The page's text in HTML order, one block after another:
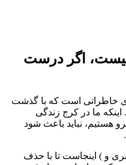
اگر درست
خاطراتی است که با گذشت
ما در کرج زندگی
هستیم، نباید باعث شود
و ) اینجاست تا با حذف